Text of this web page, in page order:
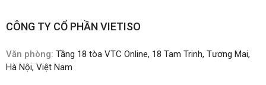
CÔNG TY CỔ PHẦN VIETISO
Văn phòng: Tầng 18 tòa VTC Online, 18 Tam Trinh, Tương Mai,
Hà Nội, Việt Nam